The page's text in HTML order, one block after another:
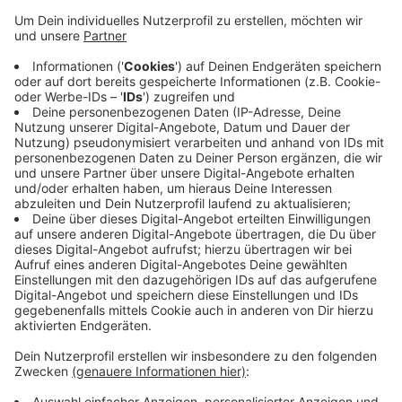
Anzeige
Der Grund dafür ist die Einstufung des Robert-Koch-
Institutes: Der Kreis Heinsberg gehört zu den
"besonders betroffenen Gebieten" in Deutschland,
was die Gefahr betrifft, sich mit dem Corona-Virus
anzustecken. Für die Düsseldorfer Feuerwehr sei das
aber kein Problem, sagte uns der Sprecher. Man habe
ausreichend Leute.
Anzeige